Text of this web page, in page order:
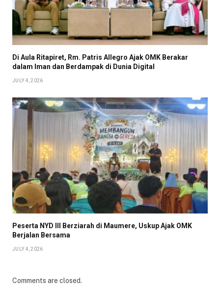
Di Aula Ritapiret, Rm. Patris Allegro Ajak OMK Berakar
dalam Iman dan Berdampak di Dunia Digital
JULY 4, 2026
Peserta NYD III Berziarah di Maumere, Uskup Ajak OMK
Berjalan Bersama
JULY 4, 2026
Comments are closed.